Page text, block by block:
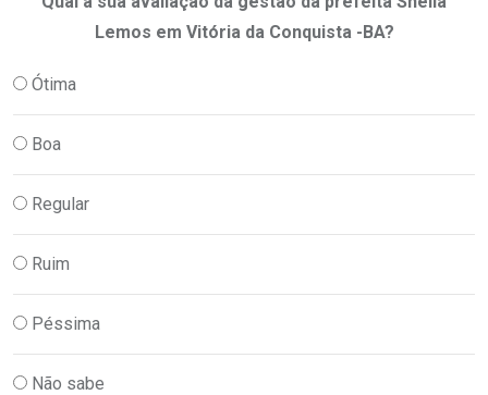
Lemos em Vitória da Conquista -BA?
Ótima
Boa
Regular
Ruim
Péssima
Não sabe